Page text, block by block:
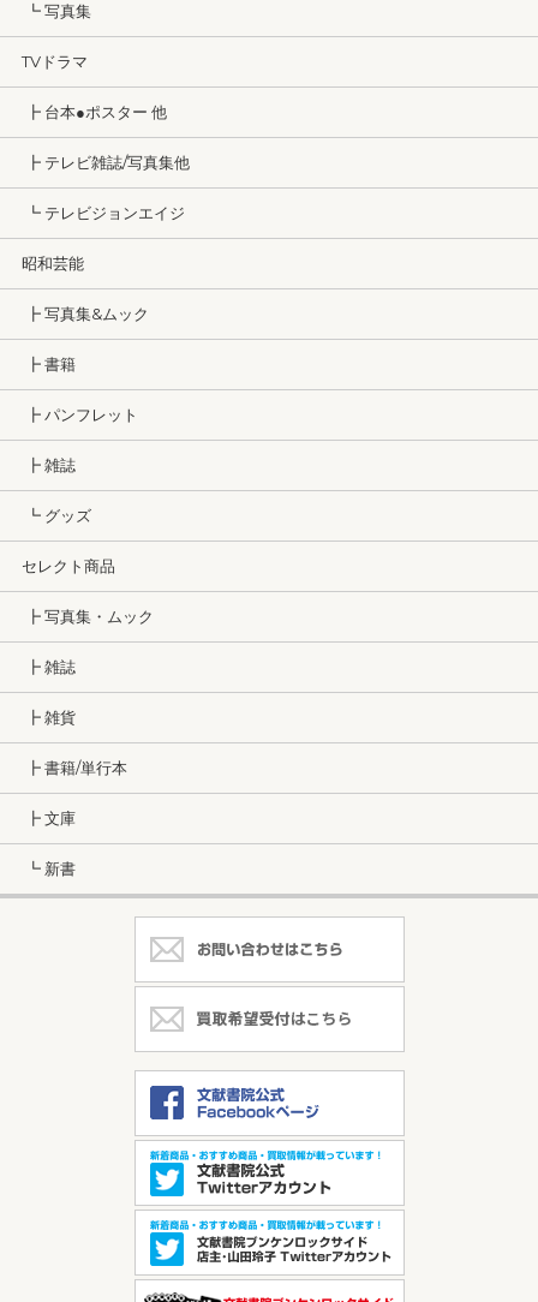
┗ 写真集
TVドラマ
┣ 台本●ポスター 他
┣ テレビ雑誌/写真集他
┗ テレビジョンエイジ
昭和芸能
┣ 写真集&ムック
┣ 書籍
┣ パンフレット
┣ 雑誌
┗ グッズ
セレクト商品
┣ 写真集・ムック
┣ 雑誌
┣ 雑貨
┣ 書籍/単行本
┣ 文庫
┗ 新書